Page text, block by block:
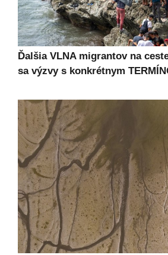
Ďalšia VLNA migrantov na
sa výzvy s konkrétnym